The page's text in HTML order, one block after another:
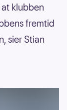
klubben
fremtid
sier Stian